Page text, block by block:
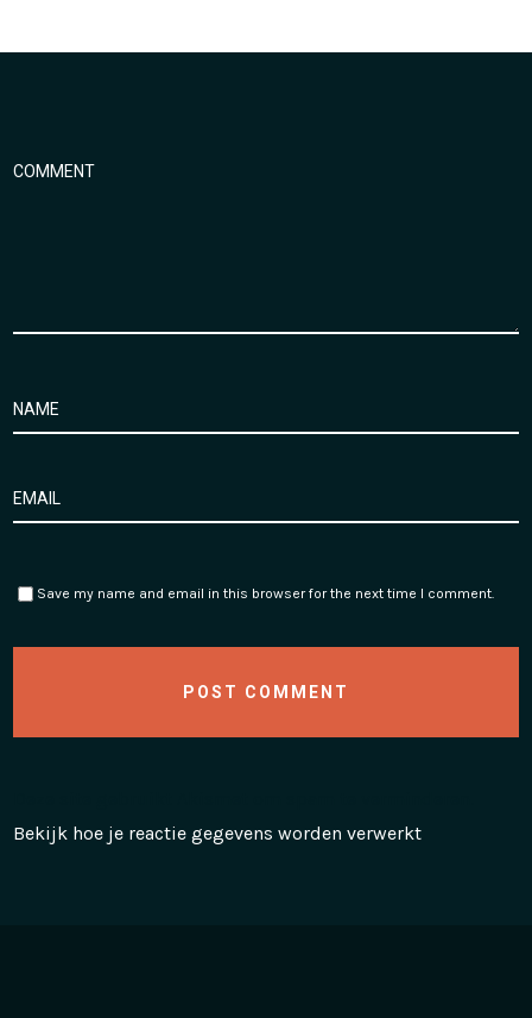
Save my name and email in this browser for the next time I comment.
Bekijk hoe je reactie gegevens worden verwerkt